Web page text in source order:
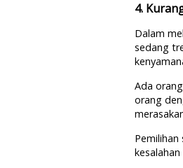
4.
Dalam
sedang
Ada
orang